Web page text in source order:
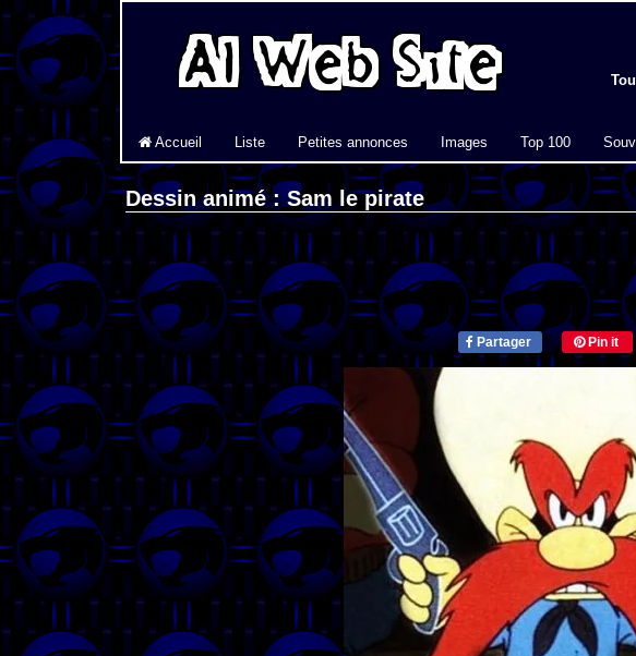
Accueil Liste Petites annonces Images Top 100
Dessin animé : Sam le pirate
Partager Pin it